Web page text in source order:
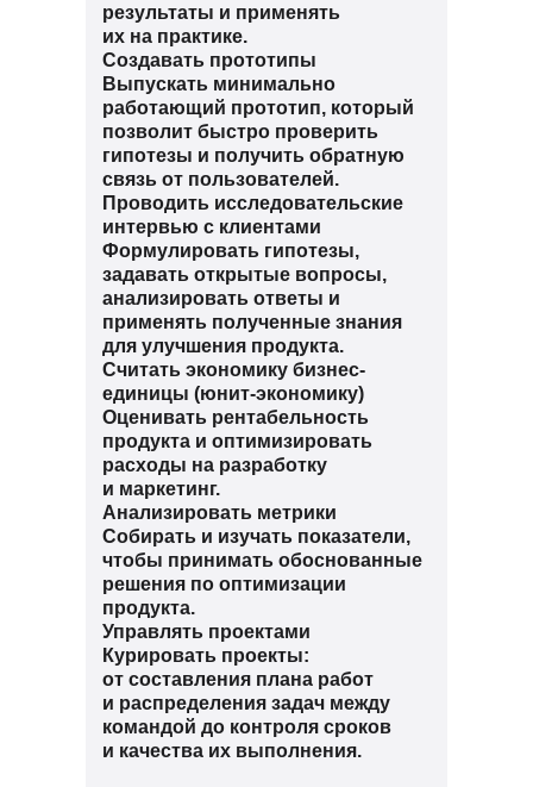
результаты и применять
их на практике.
Создавать прототипы
Выпускать минимально
работающий прототип, который
позволит быстро проверить
гипотезы и получить обратную
связь от пользователей.
Проводить исследовательские
интервью с клиентами
Формулировать гипотезы,
задавать открытые вопросы,
анализировать ответы и
применять полученные знания
для улучшения продукта.
Считать экономику бизнес-
единицы (юнит-экономику)
Оценивать рентабельность
продукта и оптимизировать
расходы на разработку
и маркетинг.
Анализировать метрики
Собирать и изучать показатели,
чтобы принимать обоснованные
решения по оптимизации
продукта.
Управлять проектами
Курировать проекты:
от составления плана работ
и распределения задач между
командой до контроля сроков
и качества их выполнения.